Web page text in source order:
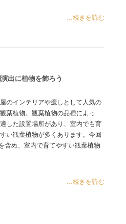
...続きを読む
出に植物を飾ろう
のインテリアや癒しとして人気の
葉植物。観葉植物の品種によっ
した設置場所があり、室内でも育
い観葉植物が多くあります。今回
含め、室内で育てやすい観葉植物
...続きを読む